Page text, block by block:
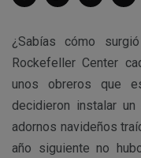
¿Sabías cómo
Rockefeller Center
unos obreros que
decidieron instalar
adornos navideños
año siguiente no